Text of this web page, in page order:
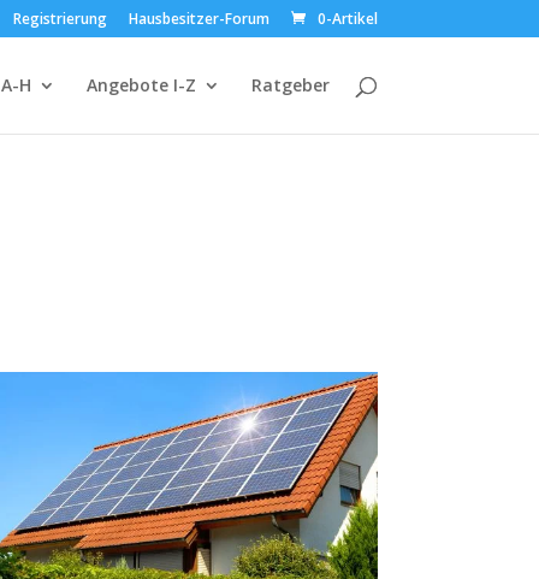
Registrierung Hausbesitzer-Forum 0-Artikel
H Angebote I-Z Ratgeber